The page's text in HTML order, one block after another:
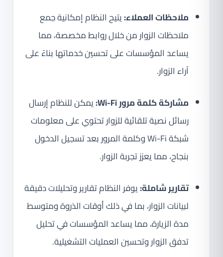
ملاحظات العملاء:يتيح النظام إمكانية جمع
ملاحظات الزوار من خلال روابط مخصصة، مما
يساعد المؤسسات على تحسين خدماتها بناءً على
آراء الزوار.
مشاركة كلمة مرور Wi-Fi:
يمكن للنظام إرسال
رسائل نصية تلقائية للزوار تحتوي على معلومات
شبكة Wi-Fi وكلمة المرور بعد تسجيل الدخول
بنجاح، مما يعزز تجربة الزوار.
تقارير شاملة:يوفر النظام تقارير وتحليلات دقيقة
لبيانات الزوار، بما في ذلك أوقات الذروة ومتوسط
مدة الزيارة، مما يساعد المؤسسات في تحليل
تدفق الزوار وتحسين العمليات التشغيلية.